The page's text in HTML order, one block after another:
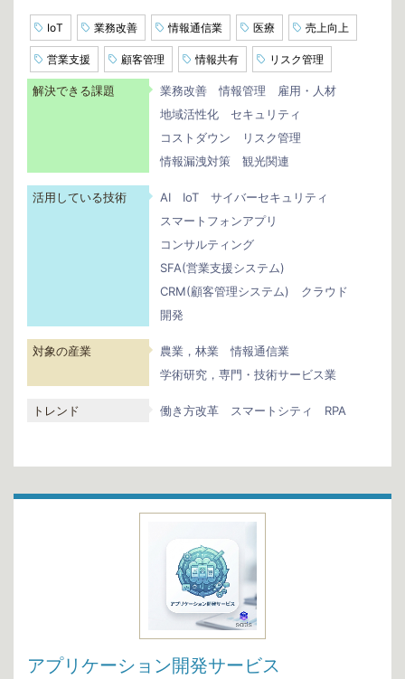
IoT 業務改善 情報通信業 医療 売上向上
営業支援 顧客管理 情報共有 リスク管理
解決できる課題 業務改善 情報管理
雇用・人材
地域活性化
セキュリティ
コストダウン
リスク管理
情報漏洩対策
観光関連
活用している技術 AI IoT
サイバーセキュリティ
スマートフォンアプリ
コンサルティング
SFA(営業支援システム)
CRM(顧客管理システム)
クラウド
開発
対象の産業 農業，林業
情報通信業
学術研究，専門・技術サービス業
トレンド 働き方改革 スマートシティ RPA
アプリケーション開発サービス